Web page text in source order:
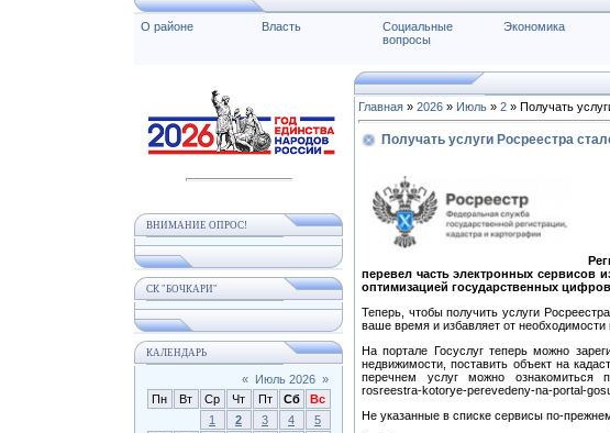
О районе Власть
Социальные
вопросы
Экономика
ВНИМАНИЕ ОПРОС!
СК "БОЧКАРИ"
КАЛЕНДАРЬ
« Июль 2026 »
Пн
Вт Ср Чт Пт Сб
Вс
1
2 3 4
5
Главная » 2026 » Июль » 2 » Получать
Получать услуги Росреестра
перевел часть электронных сервисов
оптимизацией государственных
Теперь, чтобы получить услуги
ваше время и избавляет от
На портале Госуслуг теперь можно
недвижимости, поставить объект на
перечнем услуг можно ознакомиться
rosreestra-kotorye-perevedeny-na-portal-
Не указанные в списке сервисы по-